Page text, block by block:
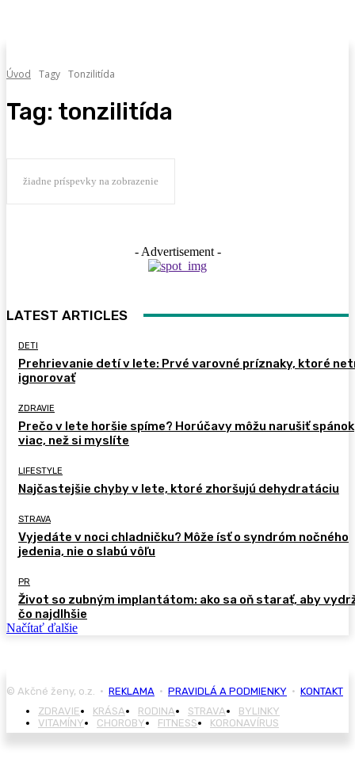
Úvod Tagy Tonzilitída
Tag: tonzilitída
žiadne príspevky na zobrazenie
- Advertisement -
LATEST ARTICLES
DETI
Prehrievanie detí v lete: Prvé varovné príznaky, ktoré
ignorovať
ZDRAVIE
Prečo v lete horšie spíme? Horúčavy môžu narušiť spánok
viac, než si myslíte
LIFESTYLE
Najčastejšie chyby v lete, ktoré zhoršujú dehydratáciu
STRAVA
Vyjedáte v noci chladničku? Môže ísť o syndróm nočného
jedenia, nie o slabú vôľu
PR
Život so zubným implantátom: ako sa oň starať, aby
čo najdlhšie
Načítať ďalšie
© Akčné ženy, o.z. • REKLAMA • PRAVIDLÁ A PODMIENKY • KONTAKT
ZDRAVIE
KRÁSA RODINA STRAVA
BYLINKY
VITAMÍNY
CHOROBY FITNESS KORONAVÍRUS